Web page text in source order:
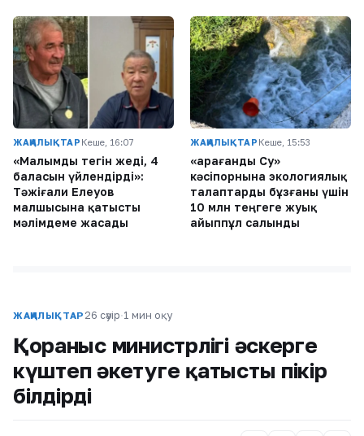
ЖАҢАЛЫҚТАР Кеше, 16:07
«Малымды тегін жеді, 4
баласын үйлендірді»:
Тәжіғали Елеуов
малшысына қатысты
мәлімдеме жасады
ЖАҢАЛЫҚТАР Кеше, 15:53
«Қарағанды Су»
кәсіпорнына экологиялық
талаптарды бұзғаны үшін
10 млн теңгеге жуық
айыппұл салынды
ЖАҢАЛЫҚТАР 26 сәуір·1 мин оқу
Қорғаныс министрлігі әскерге
күштеп әкетуге қатысты пікір
білдірді